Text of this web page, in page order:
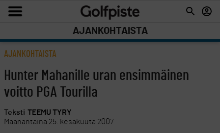
AJANKOHTAISTA
AJANKOHTAISTA
Hunter Mahanille uran ensimmäinen
voitto PGA Tourilla
Teksti TEEMU TYRY
Maanantaina 25. kesäkuuta 2007